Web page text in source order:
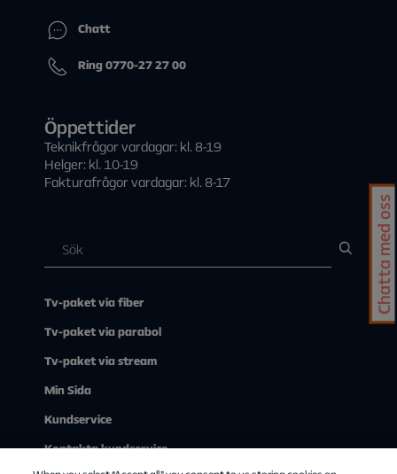
Chatt
Ring 0770-27 27 00
Öppettider
Teknikfrågor vardagar: kl. 8-19
Helger: kl. 10-19
Fakturafrågor vardagar: kl. 8-17
Tv-paket via fiber
Tv-paket via parabol
Tv-paket via stream
Min Sida
Kundservice
Kontakta kundservice
Chatta med oss